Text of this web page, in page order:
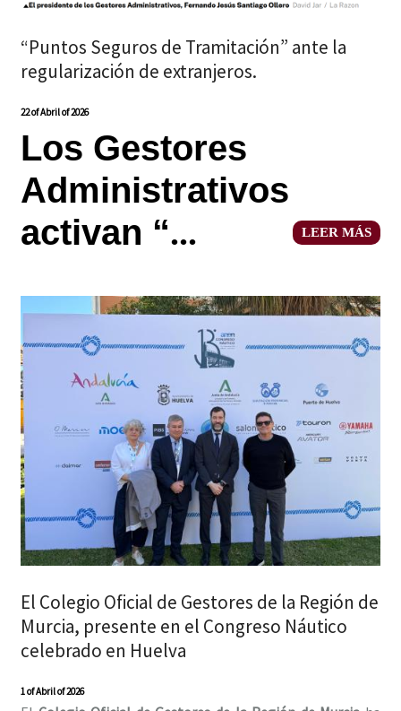
“Puntos Seguros de Tramitación” ante la
regularización de extranjeros.
22 of Abril of 2026
Los Gestores
Administrativos
activan “... LEER MÁS
El Colegio Oficial de Gestores de la Región de
Murcia, presente en el Congreso Náutico
celebrado en Huelva
1 of Abril of 2026